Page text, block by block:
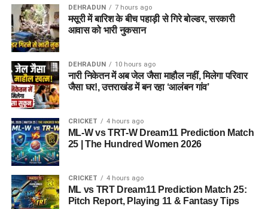
DEHRADUN 7 hours ago
मसूरी में बारिश के बीच पहाड़ी से गिरे बोल्डर, सरकारी
आवास को भारी नुकसान
DEHRADUN 10 hours ago
नारी निकेतन में अब जेल जैसा माहौल नहीं, मिलेगा परिवार
जैसा घर!, उत्तराखंड में बन रहा ‘आलंबन गांव’
CRICKET 4 hours ago
ML-W vs TRT-W Dream11 Prediction Match
25 | The Hundred Women 2026
CRICKET 4 hours ago
ML vs TRT Dream11 Prediction Match 25:
Pitch Report, Playing 11 & Fantasy Tips